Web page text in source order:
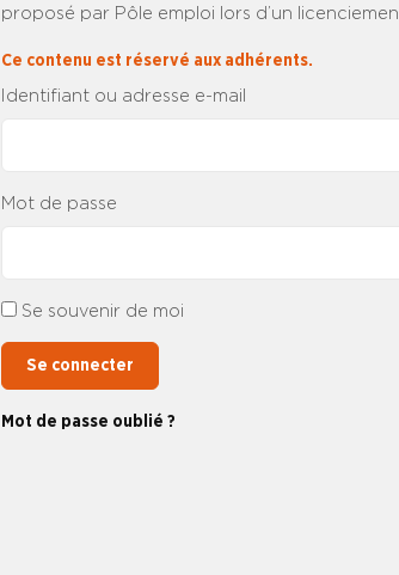
proposé par Pôle emploi lors d’un
Ce contenu est réservé aux adhérents.
Identifiant ou adresse e-mail
Mot de passe
Se souvenir de moi
Se connecter
Mot de passe oublié ?